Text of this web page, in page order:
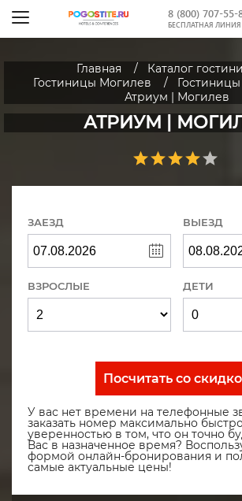
8 (800) 707-55-
БЕСПЛАТНАЯ ЛИНИЯ
Главная
Каталог
Гостиницы Могилев
Атриум | Могилев
АТРИУМ |
ЗАЕЗД ВЫЕЗД
ВЗРОСЛЫЕ ДЕТИ
Посчитать со
У вас нет времени на телефонные
заказать номер максимально
уверенностью в том, что он точно
Вас в назначенное время?
формой онлайн-бронирования и
самые актуальные цены!